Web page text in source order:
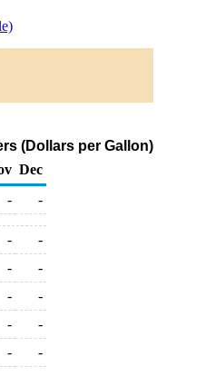
(Dollars per Gallon)
Dec
- -
-
-
-
-
-
-
-
-
- -